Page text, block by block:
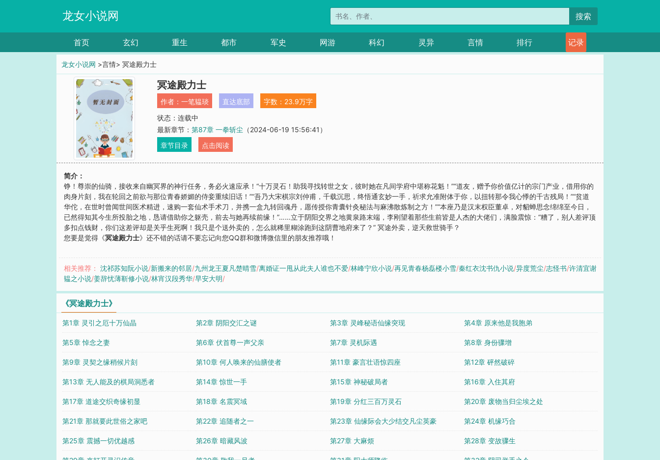
龙女小说网 搜索
首页 玄幻 重生 都市 军史 网游 科幻 灵异 言情 排行 记录
龙女小说网 >言情> 冥途殿力士
冥途殿力士
作者：一笔韫琰 直达底部
字数：23.9万字
状态：连载中
最新章节：第87章 一拳斩尘 （2024-06-19 15:56:41）
章节目录
点击阅读
简介：
铮！尊崇的仙骑，接收来自幽冥界的神行任务，务必火速应承！“十万灵石！助我寻找转世之女，彼时她在凡间学府中堪称花魁！”“道友，赠予你价值亿计的宗门产业，借用你的
肉身片刻，我在轮回之前欲与那位青春娇媚的侍妾重续旧话！”“吾乃大宋棋宗刘仲甫，千载沉思，终悟通玄妙一手，祈求允准附体于你，以扭转那令我心悸的千古残局！”“贫道
华佗，在世时曾闻世间医术精进，速购一套仙术手术刀，并携一盒九转回魂丹，愿传授你青囊针灸秘法与麻沸散炼制之方！”“本座乃是汉末权臣董卓，对貂蝉思念绵绵至今日，
已然得知其今生所投胎之地，恳请借助你之躯壳，前去与她再续前缘！”……立于阴阳交界之地黄泉路末端，李刚望着那些生前皆是人杰的大佬们，满脸震惊：“糟了，别人差评顶
多扣点钱财，你们这差评却是关乎生死啊！我只是个送外卖的，怎么就稀里糊涂跑到这阴曹地府来了？” 冥途外卖，逆天救世骑手？
您要是觉得《冥途殿力士》还不错的话请不要忘记向您QQ群和微博微信里的朋友推荐哦！
相关推荐：沈祁苏知阮小说/新搬来的邻居/九州龙王夏凡楚晴雪/离婚证一甩从此夫人谁也不爱/林峰宁欣小说/再见青春杨磊楼小雪/秦红衣沈书仇小说/异度荒尘/志怪书/许清宜谢
韫之小说/姜辞忧薄靳修小说/林宵汉段秀华/早安大明/
《冥途殿力士》
第1章 灵引之厄十万仙晶 第2章 阴阳交汇之谜 第3章 灵峰秘语仙缘突现 第4章 原来他是我胞弟
第5章 悼念之妻 第6章 伏首尊一声父亲 第7章 灵机际遇 第8章 身份骤增
第9章 灵契之缘稍候片刻 第10章 何人唤来的仙膳使者 第11章 豪言壮语惊四座 第12章 砰然破碎
第13章 无人能及的棋局洞悉者 第14章 惊世一手 第15章 神秘破局者 第16章 入住其府
第17章 道途交织奇缘初显 第18章 名震冥域 第19章 分红三百万灵石 第20章 废物当归尘埃之处
第21章 那就要此世俗之家吧 第22章 追随者之一 第23章 仙缘际会大少结交凡尘英豪 第24章 机缘巧合
第25章 震撼一切优越感 第26章 暗藏风波 第27章 大麻烦 第28章 变故骤生